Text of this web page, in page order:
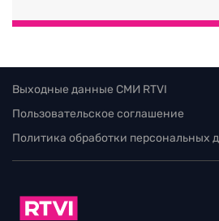
Выходные данные СМИ RTVI
Пользовательское соглашение
Политика обработки персональных